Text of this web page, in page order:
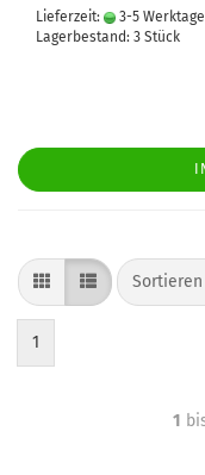
Lieferzeit: 3-5 Werktage
Lagerbestand: 3 Stück
1
1